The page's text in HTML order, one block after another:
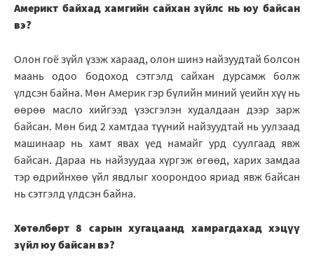
Америкт байхад хамгийн сайхан зүйлс нь юу байсан
вэ?
Олон гоё зүйл үзэж хараад, олон шинэ найзуудтай болсон
маань одоо бодоход сэтгэлд сайхан дурсамж болж
үлдсэн байна. Мөн Америк гэр бүлийн миний үеийн хүү нь
өөрөө масло хийгээд үзэсгэлэн худалдаан дээр зарж
байсан. Мөн бид 2 хамтдаа түүний найзуудтай нь уулзаад
машинаар нь хамт явах үед намайг урд суулгаад явж
байсан. Дараа нь найзуудаа хүргэж өгөөд, харих замдаа
тэр өдрийнхөө үйл явдлыг хоорондоо яриад явж байсан
нь сэтгэлд үлдсэн байна.
Хөтөлбөрт 8 сарын хугацаанд хамрагдахад хэцүү
зүйл юу байсан вэ?